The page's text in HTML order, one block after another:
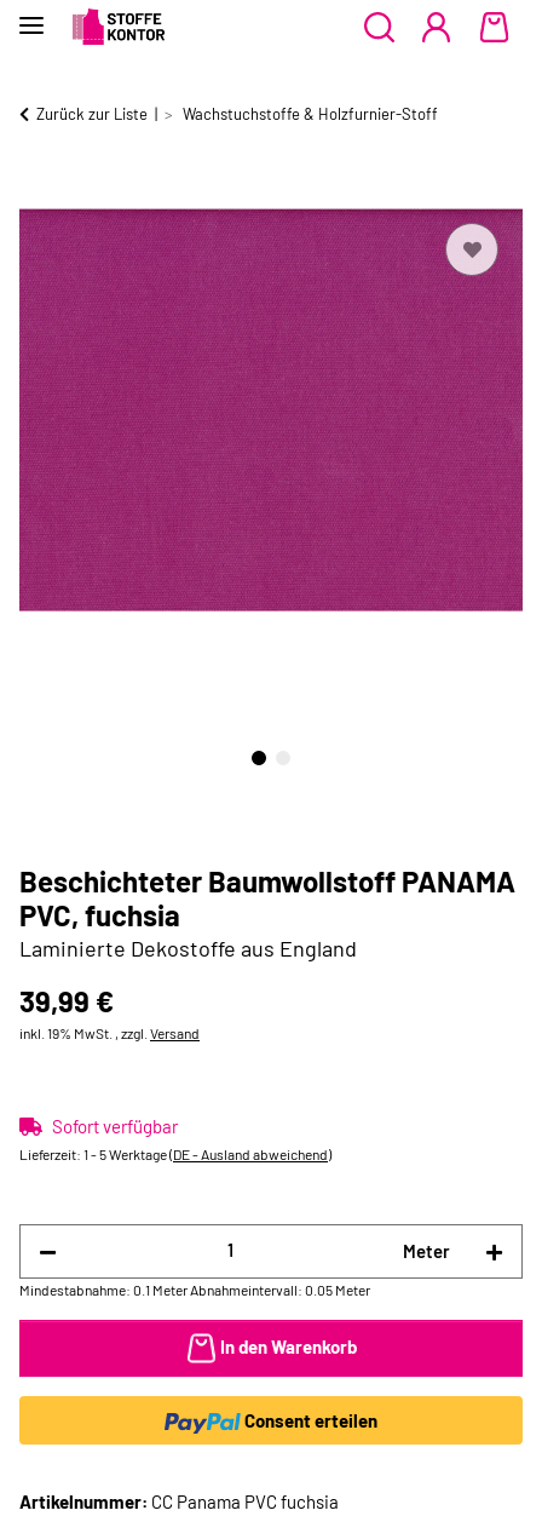
Zurück zur Liste Wachstuchstoffe & Holzfurnier-Stoff
Beschichteter Baumwollstoff PANAMA
PVC, fuchsia
Laminierte Dekostoffe aus England
39,99 €
inkl. 19% MwSt. , zzgl. Versand
Sofort verfügbar
Lieferzeit: 1 - 5 Werktage(DE - Ausland abweichend)
Meter
Mindestabnahme: 0.1 Meter Abnahmeintervall: 0.05 Meter
In den Warenkorb
Consent erteilen
Artikelnummer: CC Panama PVC fuchsia